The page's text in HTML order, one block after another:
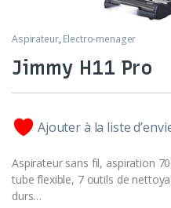
Aspirateur, Electro-menager
Jimmy H11 Pro
Ajouter à la liste
Aspirateur sans fil, aspiration
tube flexible, 7 outils de
durs…